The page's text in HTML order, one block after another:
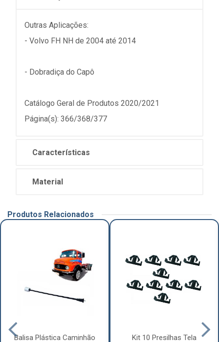
Outras Aplicações:
- Volvo FH NH de 2004 até 2014
- Dobradiça do Capô
Catálogo Geral de Produtos 2020/2021
Página(s): 366/368/377
Características
Material
Produtos Relacionados
Balisa Plástica Caminhão
Kit 10 Presilhas Tela